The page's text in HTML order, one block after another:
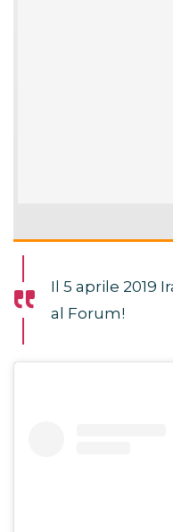
Il 5 aprile 2019
al Forum!